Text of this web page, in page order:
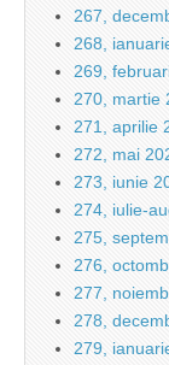
267,
268,
269,
270, martie
271, aprilie
272, mai
273, iunie
274, iulie-
275,
276,
277,
278,
279,